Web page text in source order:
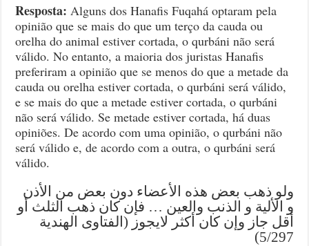
Resposta: Alguns dos Hanafis Fuqahá optaram pela
opinião que se mais do que um terço da cauda ou
orelha do animal estiver cortada, o qurbáni não será
válido. No entanto, a maioria dos juristas Hanafis
preferiram a opinião que se menos do que a metade da
cauda ou orelha estiver cortada, o qurbáni será válido,
e se mais do que a metade estiver cortada, o qurbáni
não será válido. Se metade estiver cortada, há duas
opiniões. De acordo com uma opinião, o qurbáni não
será válido e, de acordo com a outra, o qurbáni será
válido.
ولو ذهب بعض هذه الأعضاء دون بعض من الأذن
و الألية و الذنب والعين … فإن كان ذهب الثلث أو
أقل جاز وإن كان أكثر لايجوز (الفتاوى الهندية
5/297)